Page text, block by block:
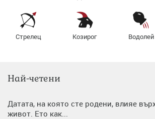
Стрелец Козирог Водолей
Най-четени
Датата, на която сте родени, влияе
живот. Ето как...